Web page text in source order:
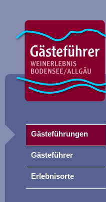
Gästeführungen
Gästeführer
Erlebnisorte